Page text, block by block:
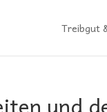
Treibgut